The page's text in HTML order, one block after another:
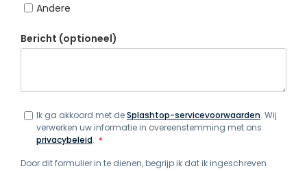
Andere
Bericht (optioneel)
Ik ga akkoord met deSplashtop-servicevoorwaarden. Wij
verwerken uw informatie in overeenstemming met ons
privacybeleid. *
Door dit formulier in te dienen, begrijp ik dat ik ingeschreven